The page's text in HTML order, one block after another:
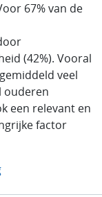
67% van de
(42%). Vooral
veel
ouderen
een relevant en
factor